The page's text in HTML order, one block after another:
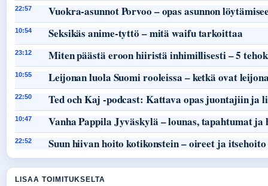
22:57 Vuokra-asunnot Porvoo – opas asunnon
10:54 Seksikäs anime-tyttö – mitä waifu tarkoittaa
23:12 Miten päästä eroon hiiristä inhimillisesti – 5
10:55 Leijonan luola Suomi rooleissa – ketkä ovat
22:50 Ted och Kaj -podcast: Kattava opas juontajiin ja
10:47 Vanha Pappila Jyväskylä – lounas, tapahtumat
22:52 Suun hiivan hoito kotikonstein – oireet ja itsehoito
LISAA TOIMITUKSELTA